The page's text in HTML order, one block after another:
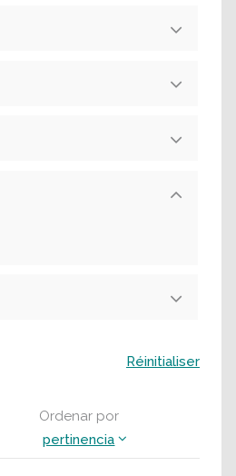
Ordenar por
pertinencia
Réinitialiser